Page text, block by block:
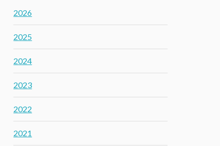
2026
2025
2024
2023
2022
2021